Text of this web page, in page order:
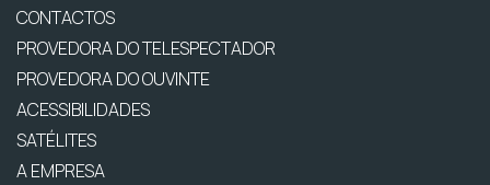
CONTACTOS
PROVEDORA DO TELESPECTADOR
PROVEDORA DO OUVINTE
ACESSIBILIDADES
SATÉLITES
A EMPRESA